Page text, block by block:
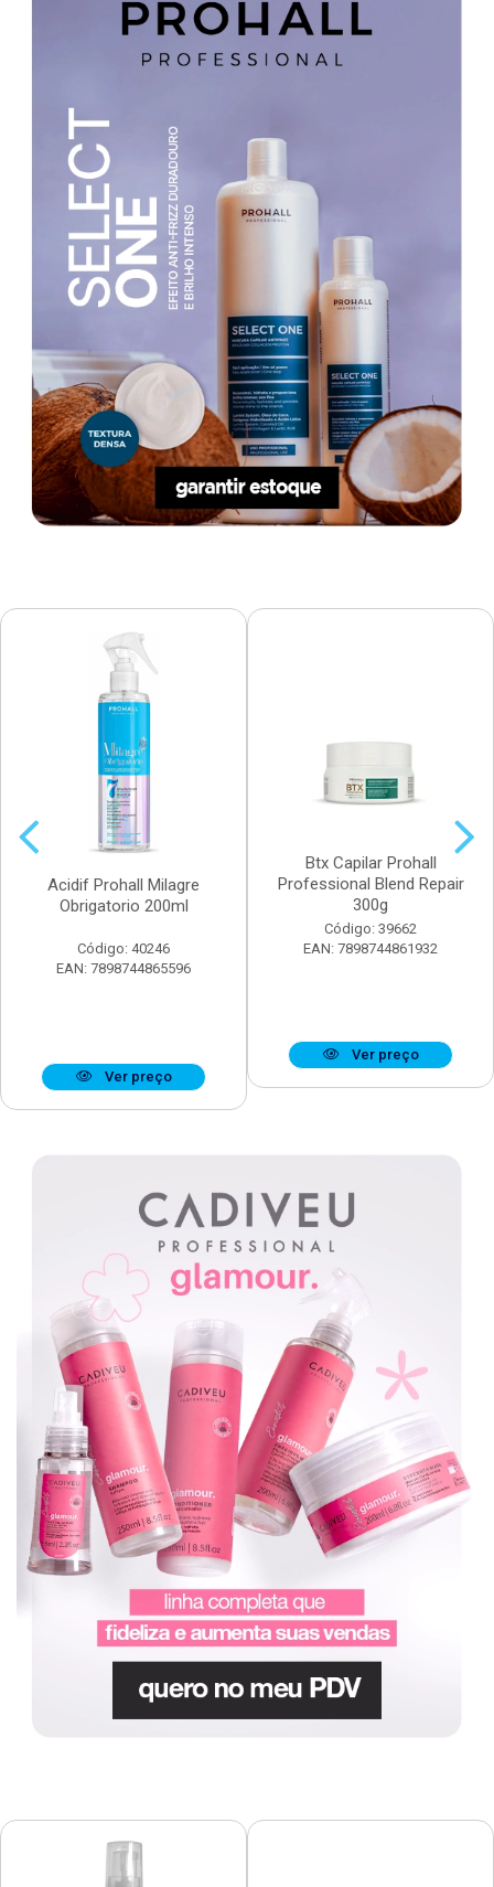
Acidif Prohall Milagre
Obrigatorio 200ml
Código: 40246
EAN: 7898744865596
Ver preço
Btx Capilar Prohall
Professional Blend Repair
300g
Código: 39662
EAN: 7898744861932
Ver preço